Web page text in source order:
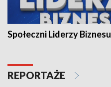
Społeczni Liderzy Biznesu
REPORTAŻE